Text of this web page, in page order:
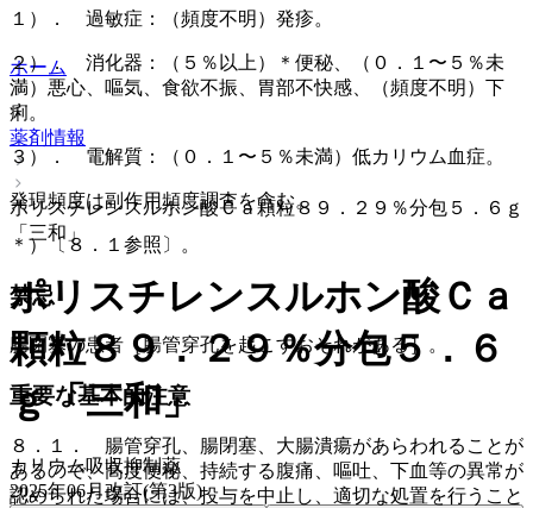
１）． 過敏症：（頻度不明）発疹。
２）． 消化器：（５％以上）＊便秘、（０．１〜５％未
満）悪心、嘔気、食欲不振、胃部不快感、（頻度不明）下
痢。
３）． 電解質：（０．１〜５％未満）低カリウム血症。
発現頻度は副作用頻度調査を含む。
＊）〔８．１参照〕。
禁忌
腸閉塞の患者［腸管穿孔を起こすおそれがある］。
重要な基本的注意
８．１． 腸管穿孔、腸閉塞、大腸潰瘍があらわれることが
あるので、高度便秘、持続する腹痛、嘔吐、下血等の異常が
認められた場合には、投与を中止し、適切な処置を行うこと
ホーム
薬剤情報
ポリスチレンスルホン酸Ｃａ顆粒８９．２９％分包５．６ｇ
「三和」
ポリスチレンスルホン酸Ｃａ
顆粒８９．２９％分包５．６
ｇ「三和」
カリウム吸収抑制薬
2025年06月改訂(第3版)